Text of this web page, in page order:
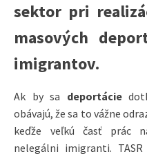
sektor pri
masových
imigrantov.
Ak by sa deportácie
obávajú, že sa to vážne
keďže veľkú časť prác
nelegálni imigranti.